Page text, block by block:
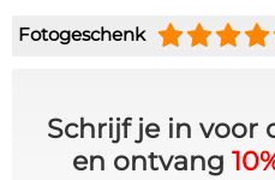
Fotogeschenk
Schrijf je in voor
en ontvang